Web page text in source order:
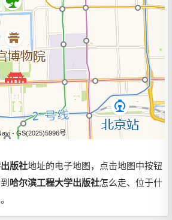
- GS(2025)5996号
版社地址的电子地图，点击地图中按钮
哈尔滨工程大学出版社怎么走、位于什